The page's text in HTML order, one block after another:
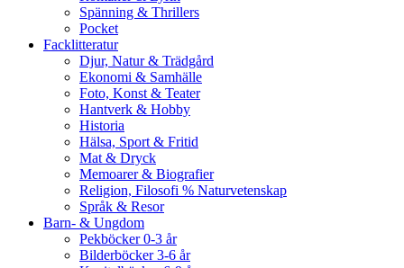
Spänning & Thrillers
Pocket
Facklitteratur
Djur, Natur & Trädgård
Ekonomi & Samhälle
Foto, Konst & Teater
Hantverk & Hobby
Historia
Hälsa, Sport & Fritid
Mat & Dryck
Memoarer & Biografier
Religion, Filosofi % Naturvetenskap
Språk & Resor
Barn- & Ungdom
Pekböcker 0-3 år
Bilderböcker 3-6 år